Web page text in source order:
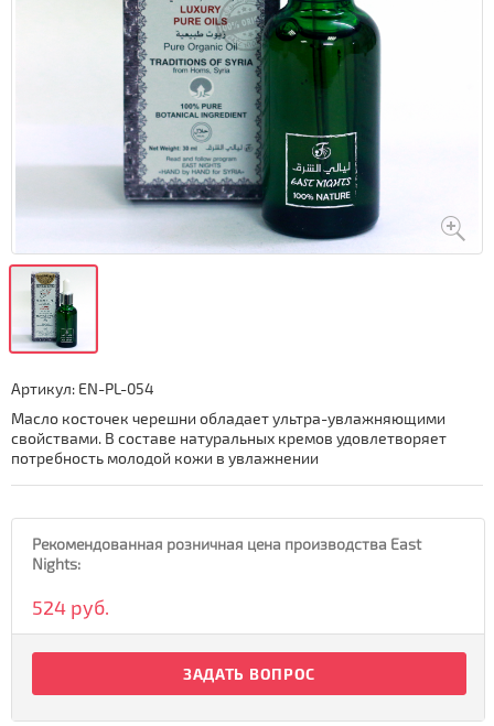
Артикул: EN-PL-054
Масло косточек черешни обладает ультра-увлажняющими
свойствами. В составе натуральных кремов удовлетворяет
потребность молодой кожи в увлажнении
Рекомендованная розничная цена производства East
Nights:
524 руб.
ЗАДАТЬ ВОПРОС